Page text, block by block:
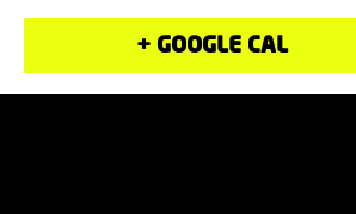
+ GOOGLE CAL